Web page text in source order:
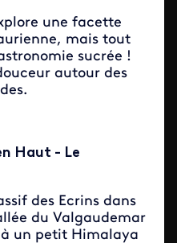
une facette
mais tout
sucrée !
autour des
Haut - Le
des Ecrins dans
du Valgaudemar
un petit Himalaya